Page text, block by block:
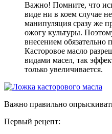
Важно! Помните, что
виде ни в коем случае
манипуляция сразу же
ожогу культуры.
внесением обязательно
Касторовое масло
видами масел, так
только увеличивается.
Важно правильно
Первый рецепт: